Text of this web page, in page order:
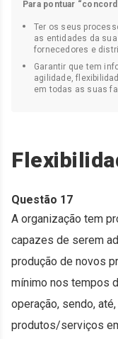
Para pontuar
Ter os seus
as entidades da
fornecedores e
Garantir que tem
agilidade,
em todas as suas
Questão 17
A organização tem
capazes de serem
produção de novos
mínimo nos tempos
operação, sendo,
produtos/serviços